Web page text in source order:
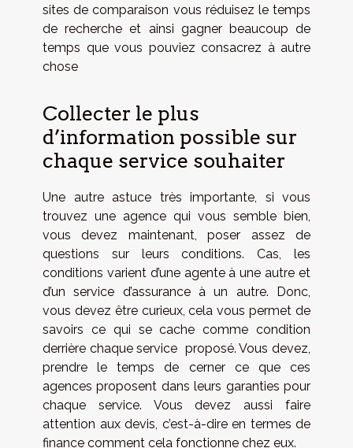
sites de comparaison vous réduisez le temps
de recherche et ainsi gagner beaucoup de
temps que vous pouviez consacrez à autre
chose
Collecter le plus
d’information possible sur
chaque service souhaiter
Une autre astuce très importante, si vous
trouvez une agence qui vous semble bien,
vous devez maintenant, poser assez de
questions sur leurs conditions. Cas, les
conditions varient d’une agente à une autre et
d’un service d’assurance à un autre. Donc,
vous devez être curieux, cela vous permet de
savoirs ce qui se cache comme condition
derrière chaque service proposé. Vous devez,
prendre le temps de cerner ce que ces
agences proposent dans leurs garanties pour
chaque service. Vous devez aussi faire
attention aux devis, c’est-à-dire en termes de
finance comment cela fonctionne chez eux.